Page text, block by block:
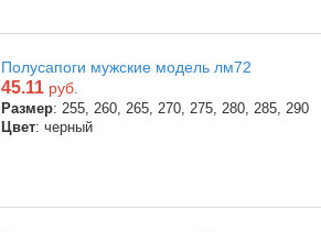
Полусапоги мужские модель лм72
45.11 руб.
Размер: 255, 260, 265, 270, 275, 280, 285, 290
Цвет: черный